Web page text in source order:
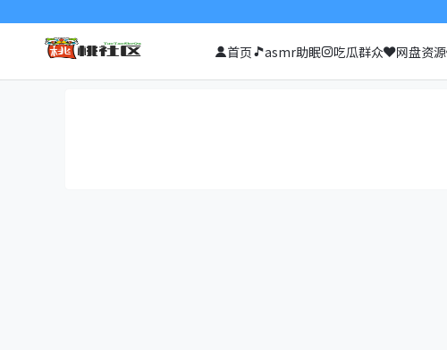
首页 asmr助眠 吃瓜群众 网盘资源